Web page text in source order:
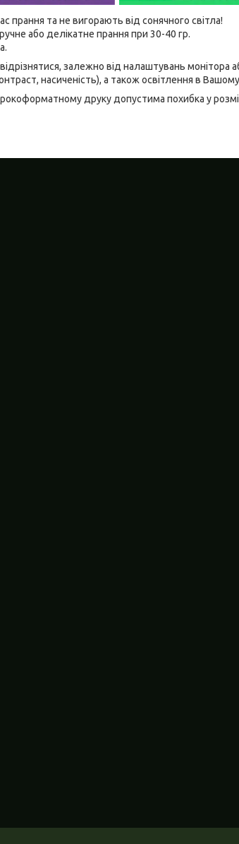
прання та не вигорають від сонячного світла!
або делікатне прання при 30-40 гр.
відрізнятися, залежно від налаштувань
насиченість), а також освітлення в
друку допустима похибка у